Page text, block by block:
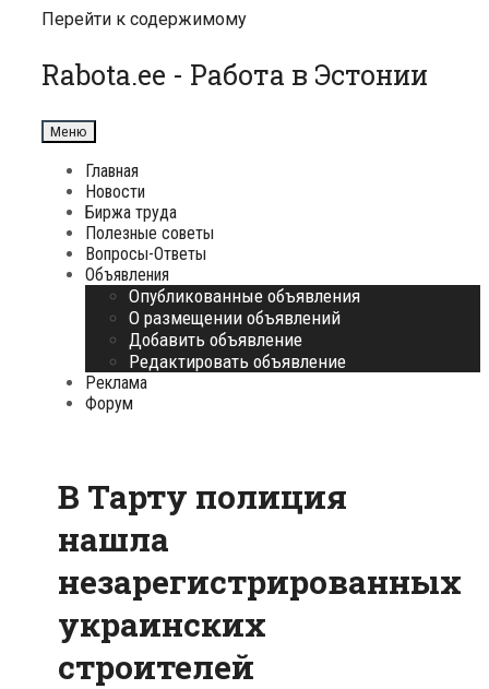
Перейти к содержимому
Rabota.ee - Работа в Эстонии
Меню
Главная
Новости
Биржа труда
Полезные советы
Вопросы-Ответы
Объявления
Опубликованные объявления
О размещении объявлений
Добавить объявление
Редактировать объявление
Реклама
Форум
В Тарту полиция
нашла
незарегистрированных
украинских
строителей